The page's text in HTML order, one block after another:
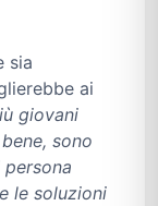
sia
ai
giovani
sono
le soluzioni